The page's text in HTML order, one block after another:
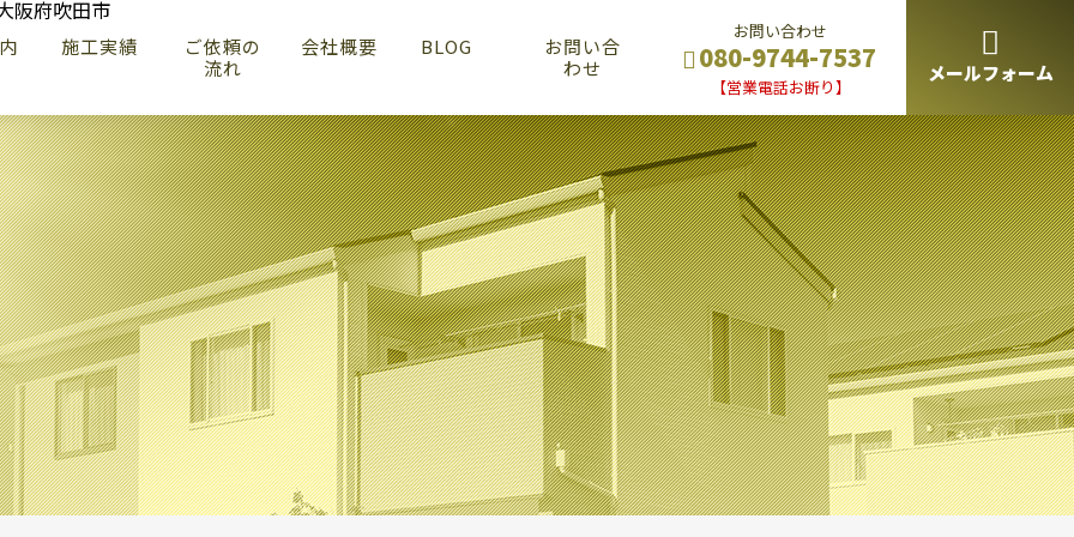
施工実績
ご依頼の
流れ
会社概要 BLOG
お問い合
わせ
お問い合わせ
080-9744-7537
【営業電話お断り】
メールフォーム